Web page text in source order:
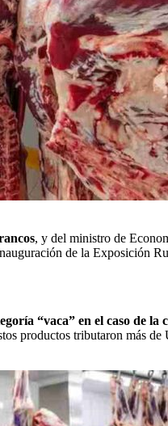
, y del ministro de
de la Exposición
“vaca” en el caso de la
productos tributaron más